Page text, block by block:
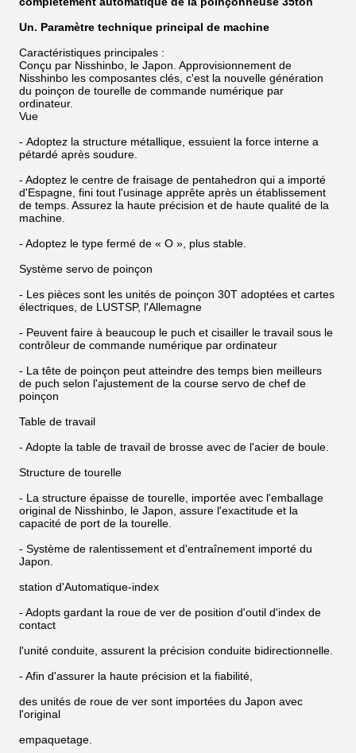
Un. Paramètre technique principal de machine
Caractéristiques principales :
Conçu par Nisshinbo, le Japon. Approvisionnement de
Nisshinbo les composantes clés, c'est la nouvelle génération
du poinçon de tourelle de commande numérique par
ordinateur.
Vue
- Adoptez la structure métallique, essuient la force interne a
pétardé après soudure.
- Adoptez le centre de fraisage de pentahedron qui a importé
d'Espagne, fini tout l'usinage apprête après un établissement
de temps. Assurez la haute précision et de haute qualité de la
machine.
- Adoptez le type fermé de « O », plus stable.
Système servo de poinçon
- Les pièces sont les unités de poinçon 30T adoptées et cartes
électriques, de LUSTSP, l'Allemagne
- Peuvent faire à beaucoup le puch et cisailler le travail sous le
contrôleur de commande numérique par ordinateur
- La tête de poinçon peut atteindre des temps bien meilleurs
de puch selon l'ajustement de la course servo de chef de
poinçon
Table de travail
- Adopte la table de travail de brosse avec de l'acier de boule.
Structure de tourelle
- La structure épaisse de tourelle, importée avec l'emballage
original de Nisshinbo, le Japon, assure l'exactitude et la
capacité de port de la tourelle.
- Système de ralentissement et d'entraînement importé du
Japon.
station d'Automatique-index
- Adopts gardant la roue de ver de position d'outil d'index de
contact
l'unité conduite, assurent la précision conduite bidirectionnelle.
- Afin d'assurer la haute précision et la fiabilité,
des unités de roue de ver sont importées du Japon avec
l'original
empaquetage.